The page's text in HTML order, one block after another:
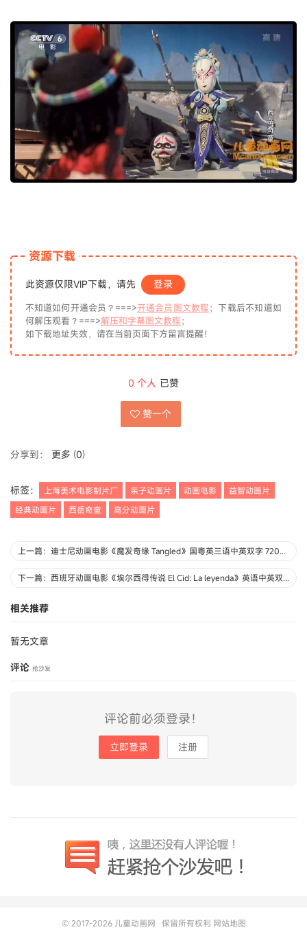
资源下载
此资源仅限VIP下载，请先 登录
不知道如何开通会员？===>开通会员图文教程；下载后不知道如
何解压观看？===>解压和字幕图文教程；
如下载地址失效，请在当前页面下方留言提醒！
0 个人 已赞
赞一个
分享到： 更多 (0)
标签： 上海美术电影制片厂 亲子动画片 动画电影
益智动画片
经典动画片
西岳奇童 高分动画片
上一篇：迪士尼动画电影《魔发奇缘 Tangled》国粤英三语中英双字 720P/MKV/2.93G 动画片魔发奇缘下载
下一篇：西班牙动画电影《埃尔西得传说 El Cid: La leyenda》英语中英双字 720P/MP4/1.09G 动画片埃尔西得传说下载
相关推荐
暂无文章
评论 抢沙发
评论前必须登录！
立即登录 注册
© 2017-2026 儿童动画网 保留所有权利 网站地图